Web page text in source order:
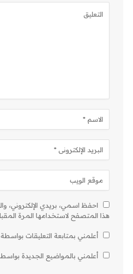
احفظ اسمي، بريدي الإلكتروني،
هذا المتصفح لاستخدامها المرة
أعلمني بمتابعة التعليقات بواسطة
أعلمني بالمواضيع الجديدة بواسطة